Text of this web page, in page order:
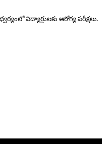
విద్యార్థులకు ఆరోగ్య పరీక్షలు.